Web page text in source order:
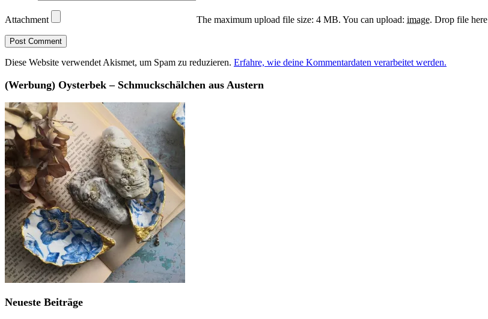
Attachment The maximum upload file size: 4 MB. You can upload: image. Drop file here
Diese Website verwendet Akismet, um Spam zu reduzieren. Erfahre, wie deine Kommentardaten verarbeitet werden.
(Werbung) Oysterbek – Schmuckschälchen aus Austern
Neueste Beiträge